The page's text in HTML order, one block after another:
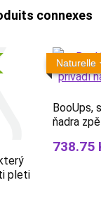
connexes
pleti
Naturelle
BooUps,
ňadra
738.75